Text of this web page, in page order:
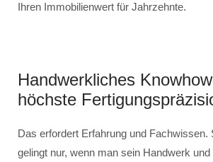
Ihren Immobilienwert für Jahrzehnte.
Handwerkliches
höchste
Das erfordert Erfahrung und Fachwissen.
gelingt nur, wenn man sein Handwerk